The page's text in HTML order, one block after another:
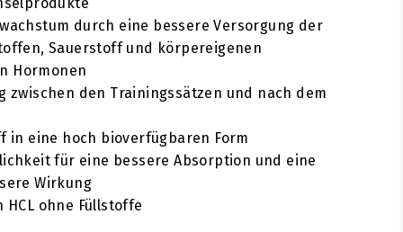
durch eine bessere Versorgung der
Sauerstoff und körpereigenen
Hormonen
zwischen den Trainingssätzen und nach dem
in eine hoch bioverfügbaren Form
für eine bessere Absorption und eine
Wirkung
HCL ohne Füllstoffe